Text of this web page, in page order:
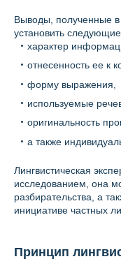
Выводы, полученные в
установить
характер
отнесенность ее к
форму выражения,
используемые
оригинальность
а также
Лингвистическая
исследованием, она
разбирательства, а
инициативе частных
Принцип